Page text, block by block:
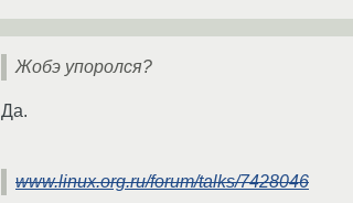
Жобэ упоролся?
Да.
www.linux.org.ru/forum/talks/7428046